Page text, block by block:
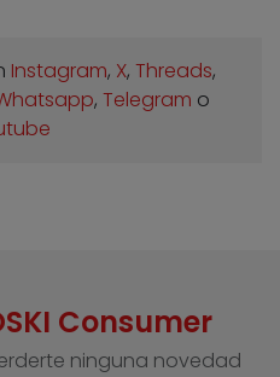
Instagram, X, Threads,
, Telegram o
Consumer
ninguna novedad